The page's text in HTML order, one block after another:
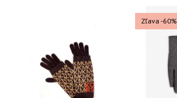
Zľava -60%